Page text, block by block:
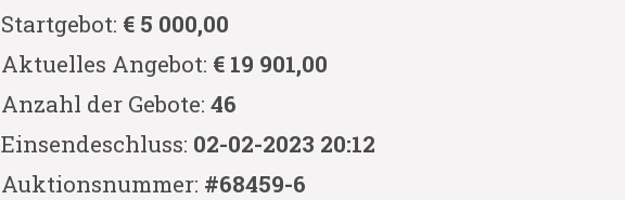
Startgebot: € 5 000,00
Aktuelles Angebot: € 19 901,00
Anzahl der Gebote:46
Einsendeschluss: 02-02-2023 20:12
Auktionsnummer: #68459-6